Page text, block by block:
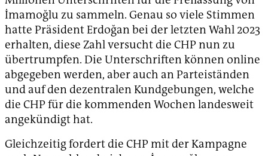
İmamoğlu zu sammeln. Genau so viele Stimmen
hatte Präsident Erdoğan bei der letzten Wahl 2023
erhalten, diese Zahl versucht die CHP nun zu
übertrumpfen. Die Unterschriften können online
abgegeben werden, aber auch an Parteiständen
und auf den dezentralen Kundgebungen, welche
die CHP für die kommenden Wochen landesweit
angekündigt hat.
Gleichzeitig fordert die CHP mit der Kampagne